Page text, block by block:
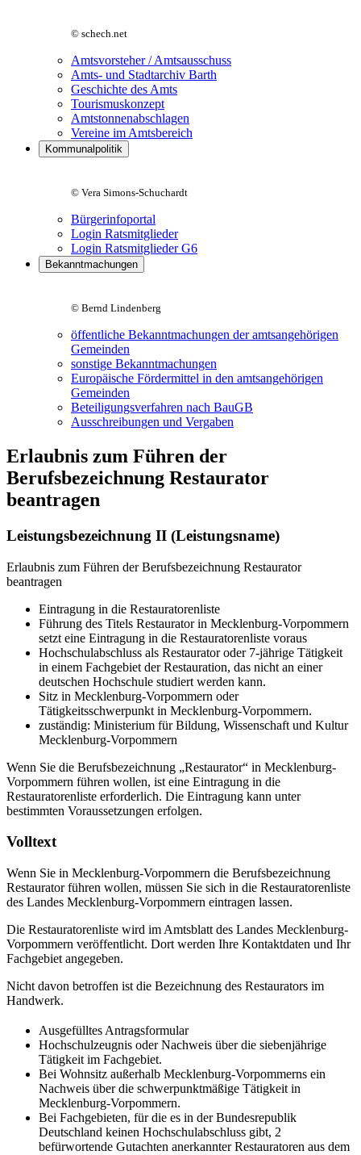
© schech.net
Amtsvorsteher / Amtsausschuss
Amts- und Stadtarchiv Barth
Geschichte des Amts
Tourismuskonzept
Amtstonnenabschlagen
Vereine im Amtsbereich
Kommunalpolitik
© Vera Simons-Schuchardt
Bürgerinfoportal
Login Ratsmitglieder
Login Ratsmitglieder G6
Bekanntmachungen
© Bernd Lindenberg
öffentliche Bekanntmachungen der amtsangehörigen
Gemeinden
sonstige Bekanntmachungen
Europäische Fördermittel in den amtsangehörigen
Gemeinden
Beteiligungsverfahren nach BauGB
Ausschreibungen und Vergaben
Erlaubnis zum Führen der
Berufsbezeichnung Restaurator
beantragen
Leistungsbezeichnung II (Leistungsname)
Erlaubnis zum Führen der Berufsbezeichnung Restaurator
beantragen
Eintragung in die Restauratorenliste
Führung des Titels Restaurator in Mecklenburg-Vorpommern
setzt eine Eintragung in die Restauratorenliste voraus
Hochschulabschluss als Restaurator oder 7-jährige Tätigkeit
in einem Fachgebiet der Restauration, das nicht an einer
deutschen Hochschule studiert werden kann.
Sitz in Mecklenburg-Vorpommern oder
Tätigkeitsschwerpunkt in Mecklenburg-Vorpommern.
zuständig: Ministerium für Bildung, Wissenschaft und Kultur
Mecklenburg-Vorpommern
Wenn Sie die Berufsbezeichnung „Restaurator“ in Mecklenburg-
Vorpommern führen wollen, ist eine Eintragung in die
Restauratorenliste erforderlich. Die Eintragung kann unter
bestimmten Voraussetzungen erfolgen.
Volltext
Wenn Sie in Mecklenburg-Vorpommern die Berufsbezeichnung
Restaurator führen wollen, müssen Sie sich in die Restauratorenliste
des Landes Mecklenburg-Vorpommern eintragen lassen.
Die Restauratorenliste wird im Amtsblatt des Landes Mecklenburg-
Vorpommern veröffentlicht. Dort werden Ihre Kontaktdaten und Ihr
Fachgebiet angegeben.
Nicht davon betroffen ist die Bezeichnung des Restaurators im
Handwerk.
Ausgefülltes Antragsformular
Hochschulzeugnis oder Nachweis über die siebenjährige
Tätigkeit im Fachgebiet.
Bei Wohnsitz außerhalb Mecklenburg-Vorpommerns ein
Nachweis über die schwerpunktmäßige Tätigkeit in
Mecklenburg-Vorpommern.
Bei Fachgebieten, für die es in der Bundesrepublik
Deutschland keinen Hochschulabschluss gibt, 2
befürwortende Gutachten anerkannter Restauratoren aus dem